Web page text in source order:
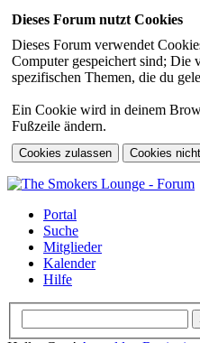
Dieses Forum nutzt Cookies
Dieses Forum verwendet
Computer gespeichert sind; Die
spezifischen Themen, die du
Ein Cookie wird in deinem
Fußzeile ändern.
Portal
Suche
Mitglieder
Kalender
Hilfe